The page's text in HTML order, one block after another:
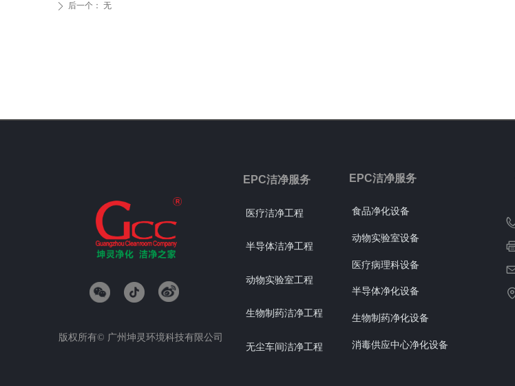
ꄲ 后一个： 无
版权所有© 广州坤灵环境科技有限公司
EPC洁净服务
医疗洁净工程
半导体洁净工程
动物实验室工程
生物制药洁净工程
无尘车间洁净工程
食品净化设备
动物实验室设备
医疗病理科设备
半导体净化设备
生物制药净化设备
消毒供应中心净化设备
EPC洁净服务